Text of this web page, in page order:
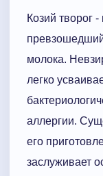
Козий творог
молока.
легко
аллергии.
его
заслуживает